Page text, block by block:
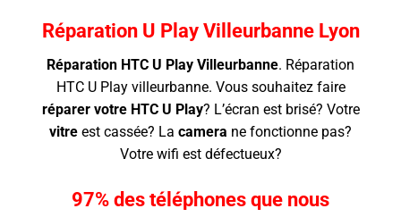
Réparation U Play Villeurbanne Lyon
Réparation HTC U Play Villeurbanne. Réparation
HTC U Play villeurbanne. Vous souhaitez faire
réparer votre HTC U Play? L’écran est brisé? Votre
vitre est cassée? La camera ne fonctionne pas?
Votre wifi est défectueux?
97% des téléphones que nous